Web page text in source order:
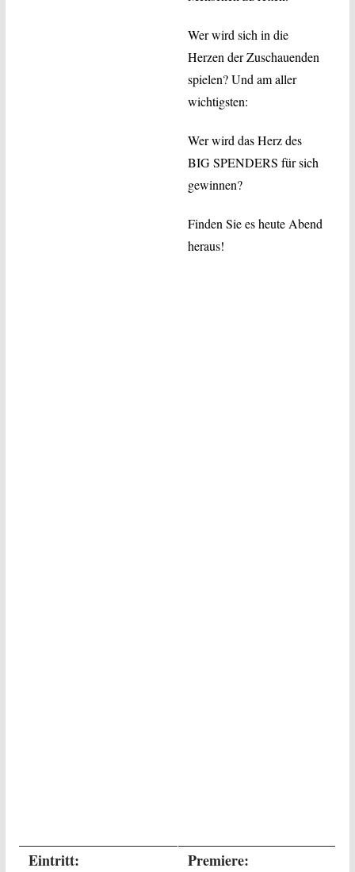
Wer wird sich in die
Herzen der Zuschauenden
spielen?Und am aller
wichtigsten:
Wer wird das Herz des
BIG SPENDERS für sich
gewinnen?
Finden Sie es heute Abend
heraus!
Eintritt:
Premiere: